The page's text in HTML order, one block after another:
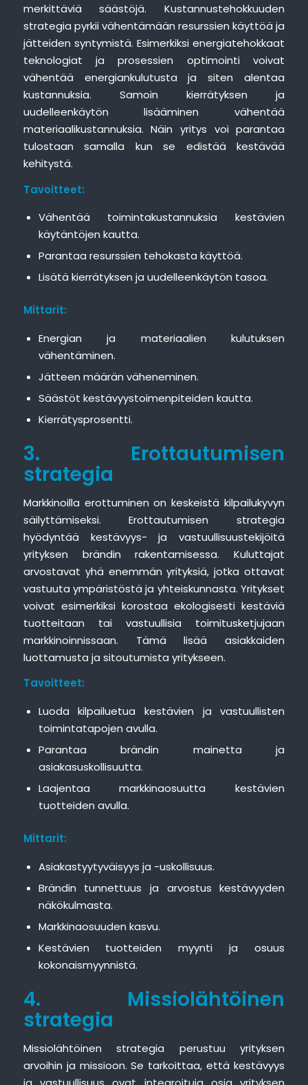
merkittäviä säästöjä. Kustannustehokkuuden
strategia pyrkii vähentämään resurssien käyttöä ja
jätteiden syntymistä. Esimerkiksi energiatehokkaat
teknologiat ja prosessien optimointi voivat
vähentää energiankulutusta ja siten alentaa
kustannuksia. Samoin kierrätyksen ja
uudelleenkäytön lisääminen vähentää
materiaalikustannuksia. Näin yritys voi parantaa
tulostaan samalla kun se edistää kestävää
kehitystä.
Tavoitteet:
Vähentää toimintakustannuksia kestävien
käytäntöjen kautta.
Parantaa resurssien tehokasta käyttöä.
Lisätä kierrätyksen ja uudelleenkäytön tasoa.
Mittarit:
Energian ja materiaalien kulutuksen
vähentäminen.
Jätteen määrän väheneminen.
Säästöt kestävyystoimenpiteiden kautta.
Kierrätysprosentti.
3. Erottautumisen
strategia
Markkinoilla erottuminen on keskeistä kilpailukyvyn
säilyttämiseksi. Erottautumisen strategia
hyödyntää kestävyys- ja vastuullisuustekijöitä
yrityksen brändin rakentamisessa. Kuluttajat
arvostavat yhä enemmän yrityksiä, jotka ottavat
vastuuta ympäristöstä ja yhteiskunnasta. Yritykset
voivat esimerkiksi korostaa ekologisesti kestäviä
tuotteitaan tai vastuullisia toimitusketjujaan
markkinoinnissaan. Tämä lisää asiakkaiden
luottamusta ja sitoutumista yritykseen.
Tavoitteet:
Luoda kilpailuetua kestävien ja vastuullisten
toimintatapojen avulla.
Parantaa brändin mainetta ja
asiakasuskollisuutta.
Laajentaa markkinaosuutta kestävien
tuotteiden avulla.
Mittarit:
Asiakastyytyväisyys ja -uskollisuus.
Brändin tunnettuus ja arvostus kestävyyden
näkökulmasta.
Markkinaosuuden kasvu.
Kestävien tuotteiden myynti ja osuus
kokonaismyynnistä.
4. Missiolähtöinen
strategia
Missiolähtöinen strategia perustuu yrityksen
arvoihin ja missioon. Se tarkoittaa, että kestävyys